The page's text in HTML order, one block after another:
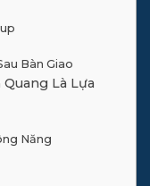
Bàn Giao
Là Lựa
Năng